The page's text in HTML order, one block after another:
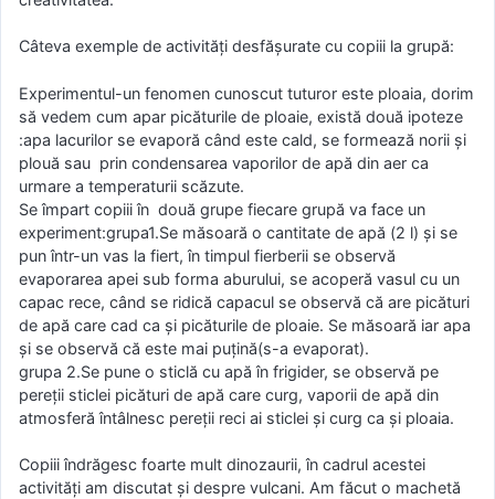
Câteva exemple de activități desfășurate cu copiii la grupă:
Experimentul-un fenomen cunoscut tuturor este ploaia, dorim
să vedem cum apar picăturile de ploaie, există două ipoteze
:apa lacurilor se evaporă când este cald, se formează norii și
plouă sau prin condensarea vaporilor de apă din aer ca
urmare a temperaturii scăzute.
Se împart copiii în două grupe fiecare grupă va face un
experiment:grupa1.Se măsoară o cantitate de apă (2 l) și se
pun într-un vas la fiert, în timpul fierberii se observă
evaporarea apei sub forma aburului, se acoperă vasul cu un
capac rece, când se ridică capacul se observă că are picături
de apă care cad ca și picăturile de ploaie. Se măsoară iar apa
și se observă că este mai puțină(s-a evaporat).
grupa 2.Se pune o sticlă cu apă în frigider, se observă pe
pereții sticlei picături de apă care curg, vaporii de apă din
atmosferă întâlnesc pereții reci ai sticlei și curg ca și ploaia.
Copiii îndrăgesc foarte mult dinozaurii, în cadrul acestei
activități am discutat și despre vulcani. Am făcut o machetă